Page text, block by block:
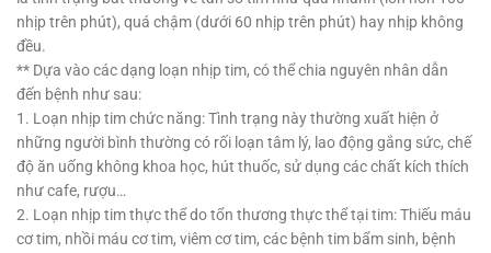
nhịp trên phút), quá chậm (dưới 60 nhịp trên phút) hay nhịp không
đều.
** Dựa vào các dạng loạn nhịp tim, có thể chia nguyên nhân dẫn
đến bệnh như sau:
1. Loạn nhịp tim chức năng: Tình trạng này thường xuất hiện ở
những người bình thường có rối loạn tâm lý, lao động gắng sức, chế
độ ăn uống không khoa học, hút thuốc, sử dụng các chất kích thích
như cafe, rượu…
2. Loạn nhịp tim thực thể do tổn thương thực thể tại tim: Thiếu máu
cơ tim, nhồi máu cơ tim, viêm cơ tim, các bệnh tim bẩm sinh, bệnh